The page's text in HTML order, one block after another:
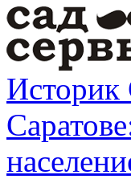
Историк